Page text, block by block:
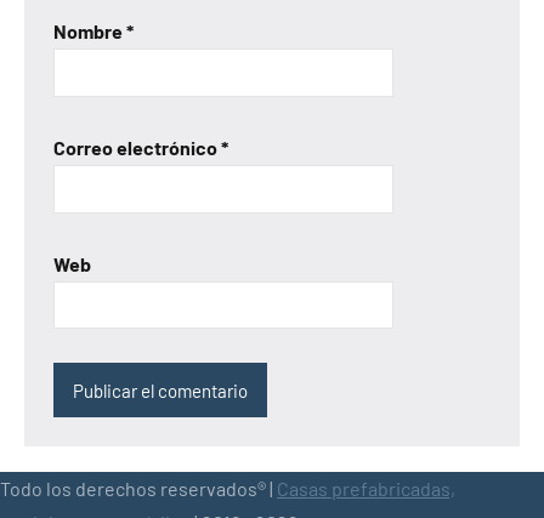
Nombre*
Correo electrónico*
Web
Todo los derechos reservados® | Casas prefabricadas,